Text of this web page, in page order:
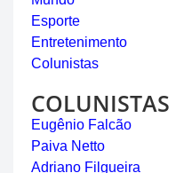
Esporte
Entretenimento
Colunistas
COLUNISTAS
Eugênio Falcão
Paiva Netto
Adriano Filgueira